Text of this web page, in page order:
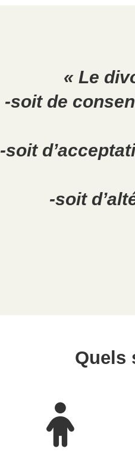
« Le
-soit de
-soit
-soit
Quels